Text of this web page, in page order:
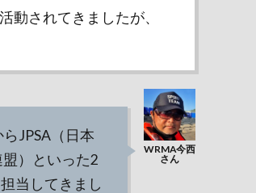
動されてきましたが、
JPSA（日本
）といった2
当してきまし